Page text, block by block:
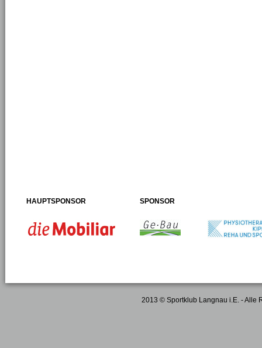
HAUPTSPONSOR SPONSOR
2013 © Sportklub Langnau i.E. - Alle